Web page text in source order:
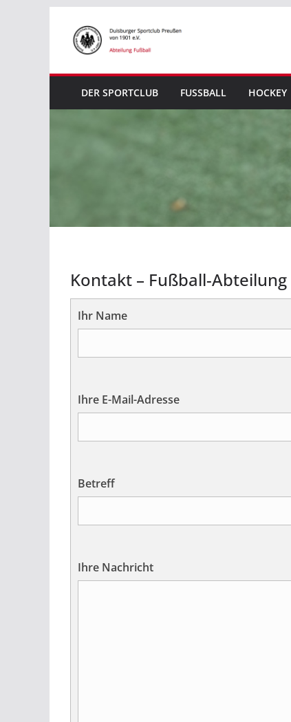
Inhalt
springen
DER SPORTCLUB FUSSBALL HOCKEY
Kontakt – Fußball-Abteilung
Ihr Name
Ihre E-Mail-Adresse
Betreff
Ihre Nachricht